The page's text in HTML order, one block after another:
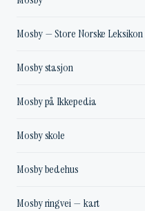
Mosby — Store Norske Leksikon
Mosby stasjon
Mosby på Ikkepedia
Mosby skole
Mosby bedehus
Mosby ringvei — kart